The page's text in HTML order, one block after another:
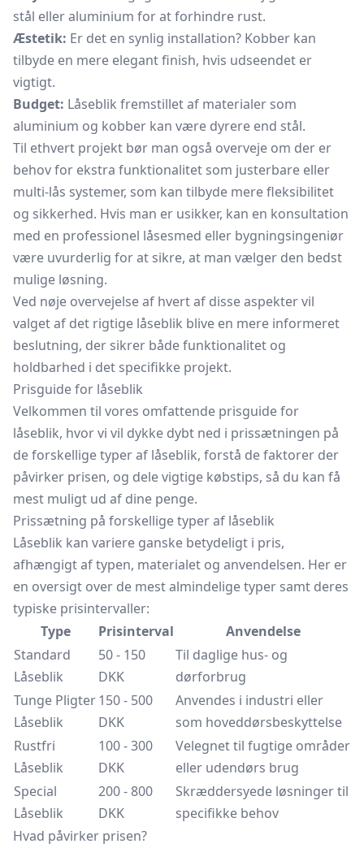
stål eller aluminium for at forhindre rust.
Æstetik: Er det en synlig installation? Kobber kan
tilbyde en mere elegant finish, hvis udseendet er
vigtigt.
Budget: Låseblik fremstillet af materialer som
aluminium og kobber kan være dyrere end stål.
Til ethvert projekt bør man også overveje om der er
behov for ekstra funktionalitet som justerbare eller
multi-lås systemer, som kan tilbyde mere fleksibilitet
og sikkerhed. Hvis man er usikker, kan en konsultation
med en professionel låsesmed eller bygningsingeniør
være uvurderlig for at sikre, at man vælger den bedst
mulige løsning.
Ved nøje overvejelse af hvert af disse aspekter vil
valget af det rigtige låseblik blive en mere informeret
beslutning, der sikrer både funktionalitet og
holdbarhed i det specifikke projekt.
Prisguide for låseblik
Velkommen til vores omfattende prisguide for
låseblik, hvor vi vil dykke dybt ned i prissætningen på
de forskellige typer af låseblik, forstå de faktorer der
påvirker prisen, og dele vigtige købstips, så du kan få
mest muligt ud af dine penge.
Prissætning på forskellige typer af låseblik
Låseblik kan variere ganske betydeligt i pris,
afhængigt af typen, materialet og anvendelsen. Her er
en oversigt over de mest almindelige typer samt deres
typiske prisintervaller:
Type
Prisinterval
Anvendelse
Standard
Låseblik
50 - 150
DKK
Til daglige hus- og
dørforbrug
Tunge Pligter
Låseblik
150 - 500
DKK
Anvendes i industri eller
som hoveddørsbeskyttelse
Rustfri
Låseblik
100 - 300
DKK
Velegnet til fugtige områder
eller udendørs brug
Special
Låseblik
200 - 800
DKK
Skræddersyede løsninger til
specifikke behov
Hvad påvirker prisen?